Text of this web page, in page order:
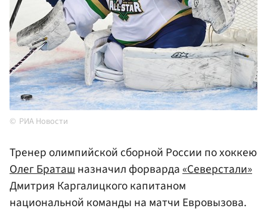
РИА Новости
Тренер олимпийской сборной России по хоккею
Олег Браташназначил форварда«Северстали»
Дмитрия Каргалицкого капитаном
национальной команды на матчи Евровызова.